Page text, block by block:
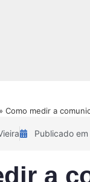
» Como medir a
Publicado
a